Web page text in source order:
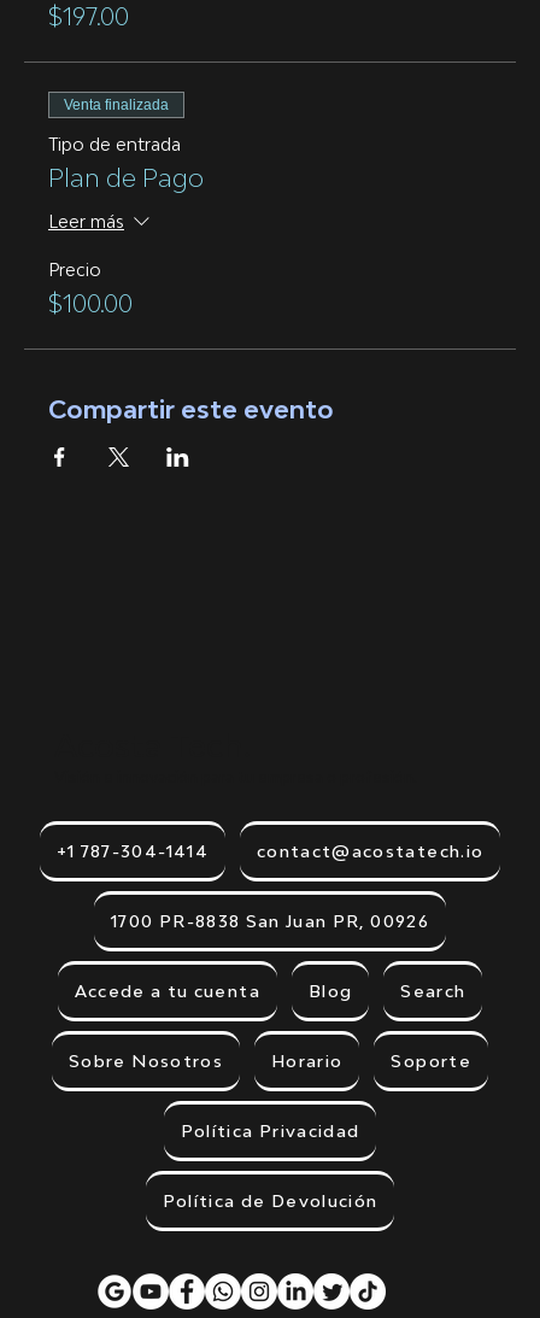
$197.00
Venta finalizada
Tipo de entrada
Plan de Pago
Leer más
Precio
$100.00
Compartir este evento
+1 787-304-1414 contact@acostatech.io
1700 PR-8838 San Juan PR, 00926
Accede a tu cuenta Blog Search
Sobre Nosotros Horario Soporte
Política Privacidad
Política de Devolución